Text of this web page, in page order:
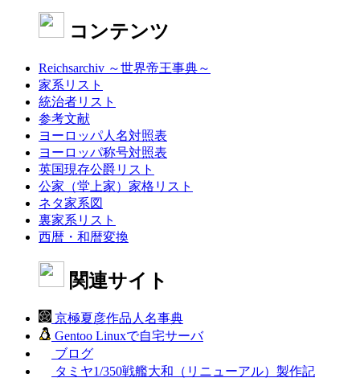
コンテンツ
Reichsarchiv ～世界帝王事典～
家系リスト
統治者リスト
参考文献
ヨーロッパ人名対照表
ヨーロッパ称号対照表
英国現存公爵リスト
公家（堂上家）家格リスト
ネタ家系図
裏家系リスト
西暦・和暦変換
関連サイト
京極夏彦作品人名事典
Gentoo Linuxで自宅サーバ
ブログ
タミヤ1/350戦艦大和（リニューアル）製作記